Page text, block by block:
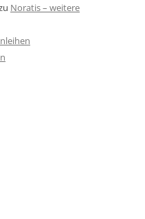
Noratis – weitere